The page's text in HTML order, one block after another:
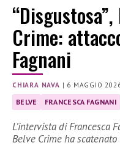
Crime:
Fagnani
CHIARA NAVA | 6 MAGGIO
BELVE FRANCESCA FAGNANI
L’intervista di Francesca
Belve Crime ha scatenato